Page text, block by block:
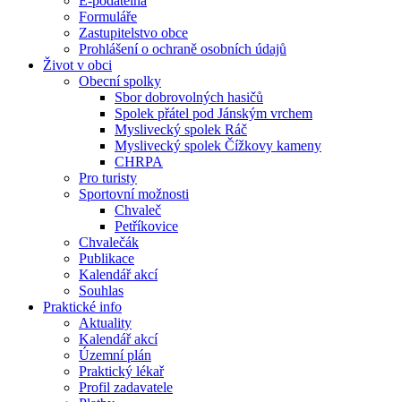
Formuláře
Zastupitelstvo obce
Prohlášení o ochraně osobních údajů
Život v obci
Obecní spolky
Sbor dobrovolných hasičů
Spolek přátel pod Jánským vrchem
Myslivecký spolek Ráč
Myslivecký spolek Čížkovy kameny
CHRPA
Pro turisty
Sportovní možnosti
Chvaleč
Petříkovice
Chvalečák
Publikace
Kalendář akcí
Souhlas
Praktické info
Aktuality
Kalendář akcí
Územní plán
Praktický lékař
Profil zadavatele